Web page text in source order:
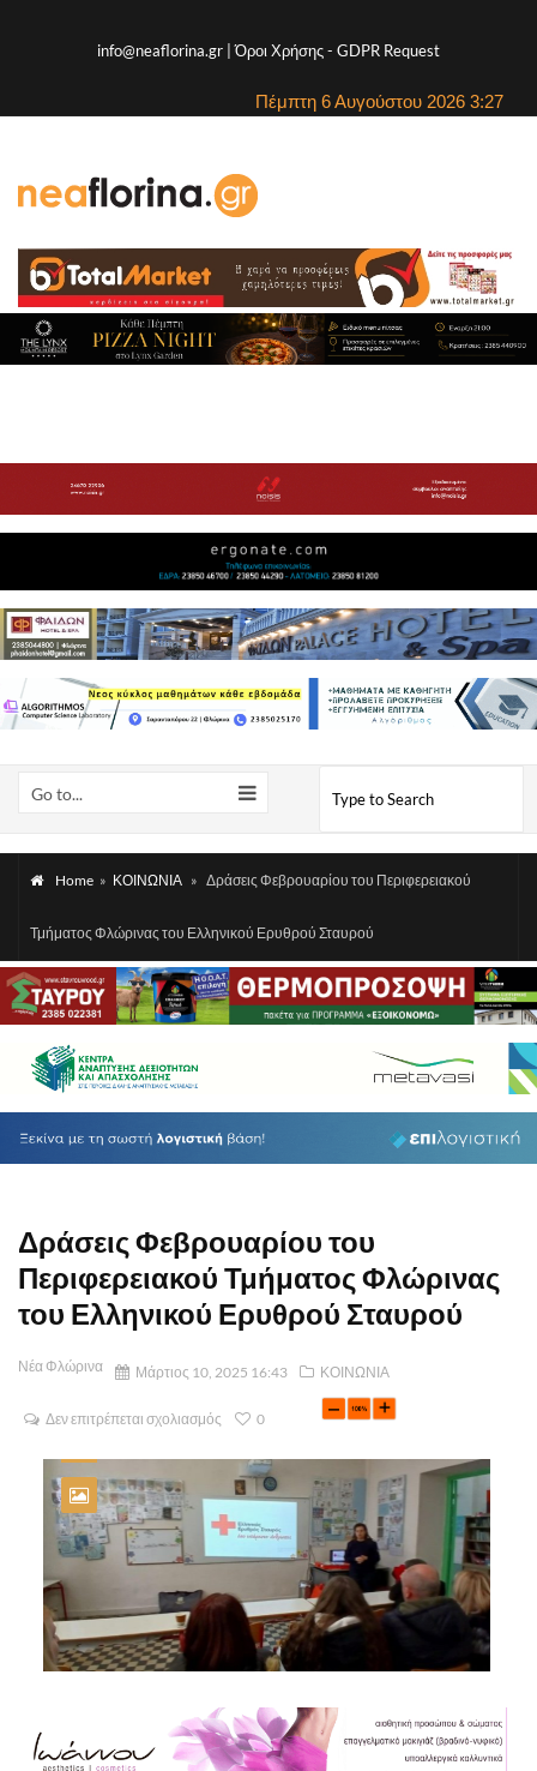
info@neaflorina.gr |Όροι Χρήσης- GDPR Request
Πέμπτη 6 Αυγούστου 2026 3:27
Go to...
Home » ΚΟΙΝΩΝΙΑ » Δράσεις Φεβρουαρίου του Περιφερειακού
Τμήματος Φλώρινας του Ελληνικού Ερυθρού Σταυρού
Δράσεις Φεβρουαρίου του
Περιφερειακού Τμήματος Φλώρινας
του Ελληνικού Ερυθρού Σταυρού
Νέα Φλώρινα Μάρτιος 10, 2025 16:43 ΚΟΙΝΩΝΙΑ
Δεν επιτρέπεται σχολιασμός 0